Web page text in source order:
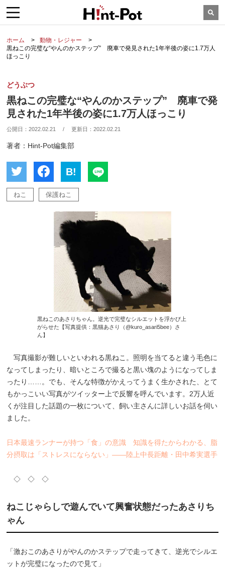
ホーム
動物・レジャー
黒ねこの完璧な“やんのかステップ” 廃車で発見された1年半後の姿に1.7万人
ほっこり
どうぶつ
黒ねこの完璧な“やんのかステップ” 廃車で発
見された1年半後の姿に1.7万人ほっこり
公開日：2022.02.21 / 更新日：2022.02.21
著者：Hint-Pot編集部
B!
ねこ 保護ねこ
黒ねこのあさりちゃん。逆光で完璧なシルエットを浮かび上
がらせた【写真提供：黒猫あさり（@kuro_asari5bee）さ
ん】
写真撮影が難しいといわれる黒ねこ。照明を当てると違う毛色に
なってしまったり、暗いところで撮ると黒い塊のようになってしま
ったり……。でも、そんな特徴がかえってうまく生かされた、とて
もかっこいい写真がツイッター上で反響を呼んでいます。2万人近
くが注目した話題の一枚について、飼い主さんに詳しいお話を伺い
ました。
日本最速ランナーが持つ「食」の意識 知識を得たからわかる、脂
分摂取は「ストレスにならない」――陸上中長距離・田中希実選手
◇ ◇ ◇
ねこじゃらしで遊んでいて興奮状態だったあさりち
ゃん
「激おこのあさりがやんのかステップで走ってきて、逆光でシルエ
ットが完璧になったので見て」